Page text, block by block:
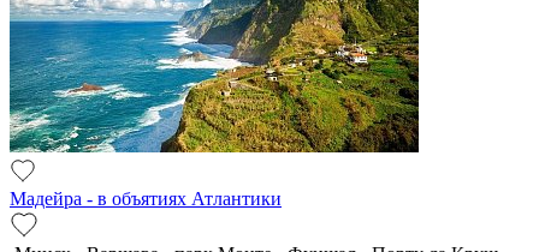
Мадейра - в объятиях Атлантики